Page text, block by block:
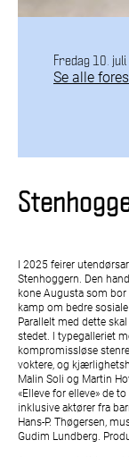
Fredag 10.
Se alle
I 2025 feirer
Stenhoggern. Den
kone Augusta som
kamp om bedre
Parallelt med dette
stedet. I typegalleriet
kompromissløse
voktere, og
Malin Soli og Martin
«Elleve for elleve» de
inklusive aktører fra
Hans-P. Thøgersen,
Gudim Lundberg.